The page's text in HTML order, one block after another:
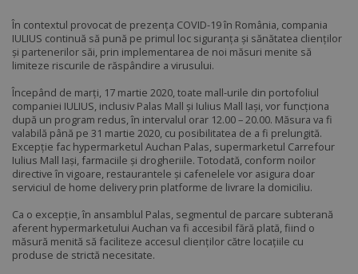
În contextul provocat de prezența COVID-19 în România, compania
IULIUS continuă să pună pe primul loc siguranța și sănătatea clienților
și partenerilor săi, prin implementarea de noi măsuri menite să
limiteze riscurile de răspândire a virusului.
Începând de marți, 17 martie 2020, toate mall-urile din portofoliul
companiei IULIUS, inclusiv Palas Mall și Iulius Mall Iași, vor funcționa
după un program redus, în intervalul orar 12.00 – 20.00. Măsura va fi
valabilă până pe 31 martie 2020, cu posibilitatea de a fi prelungită.
Excepție fac hypermarketul Auchan Palas, supermarketul Carrefour
Iulius Mall Iași, farmaciile și drogheriile. Totodată, conform noilor
directive în vigoare, restaurantele și cafenelele vor asigura doar
serviciul de home delivery prin platforme de livrare la domiciliu.
Ca o excepție, în ansamblul Palas, segmentul de parcare subterană
aferent hypermarketului Auchan va fi accesibil fără plată, fiind o
măsură menită să faciliteze accesul clienților către locațiile cu
produse de strictă necesitate.